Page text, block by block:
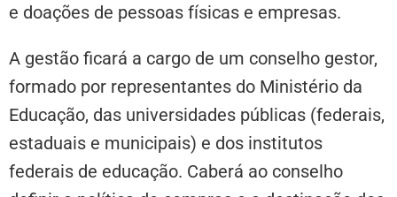
e doações de pessoas físicas e empresas.
A gestão ficará a cargo de um conselho gestor,
formado por representantes do Ministério da
Educação, das universidades públicas (federais,
estaduais e municipais) e dos institutos
federais de educação. Caberá ao conselho